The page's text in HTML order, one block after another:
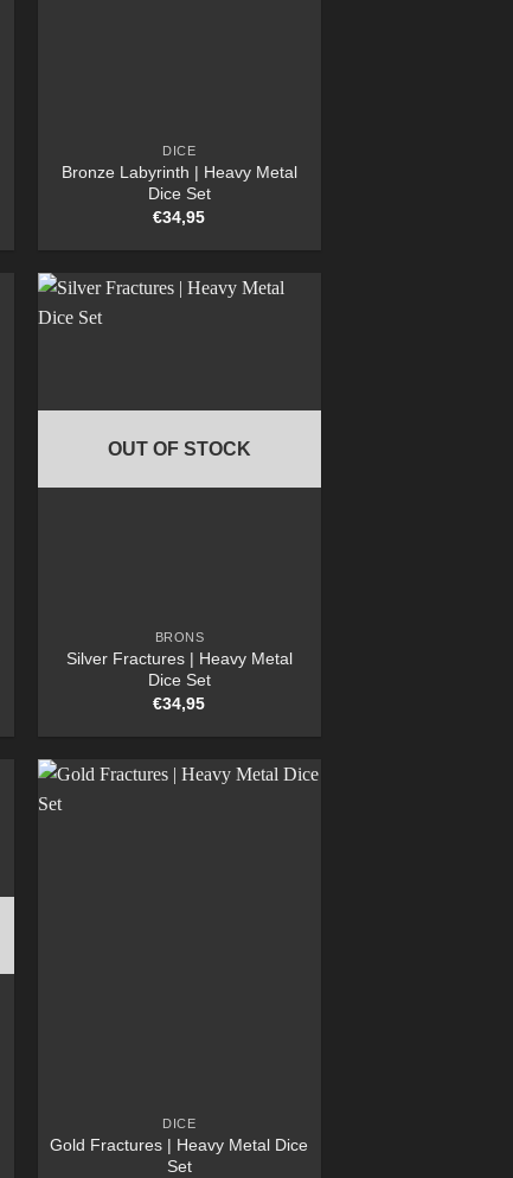
DICE
Bronze Labyrinth | Heavy Metal
Dice Set
€34,95
OUT OF STOCK
BRONS
Silver Fractures | Heavy Metal
Dice Set
€34,95
DICE
Gold Fractures | Heavy Metal Dice
Set